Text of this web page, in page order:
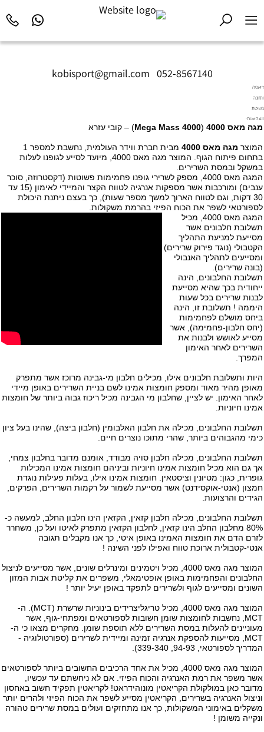
kobisport@gmail.com 052-8567140
דיאטה
ותזונה
בשיטת
Diet2All:
המדע
הגוף
המושלם.
מגה מאס 4000 (
4000
Mega Mass) – קובי עזרא
המוצר מגה מאס 4000
מבית חברת ווידר העולמית, נחשבת למספר 1
בתחום פיתוח הגוף. המוצר מגה מאס 4000, מיועד לסייע לגופנו לעלות
במשקל ובמסת השרירים.
המגה מאס 4000, מספק לשרירי גופנו פחמימות פשוטות (דקסטרוזה, סוכר
ענבים) ומורכבות אשר מספקות אנרגיה לטווח הקצר והמיידי לאימון (15 עד
30 דקות, וגם לטווח הארוך למשך מספר שעות), כך בעצם ניתנת היכולת
לספורטאי לשפר את הכוח הפיזי בהרמת משקולות.
המגה מאס 4000, מכיל
תשלובת חלבונים אשר
מסייעת למניעת התהליך
הקטבולי (נוגד פירוק שרירים)
ומסייעים לתהליך האנבולי
(בונה שרירים).
תשלובת החלבונים, הינה
ייחודית בכך שהיא מסייעת
לבנות שרירים בכל שעות
היממה ! תשלובת זו, הינה
ביחס מושלם לפחמימות
(יחס חלבון-פחמימה), אשר
מסייע לאושש ולבנות את
השרירים לאחר האימון
המפרך.
היות ותשלובת חלבונים אילו, מכילים חלבון מי-גבינה מרוכז אשר מתפרק
מאופן מהיר מאוד ומספק חומצות אמינו לשם בניית השרירים באופן מיידי
לאחר האימון. יש לציין, שחלבון מי הגבינה מכיל ריכוז גבוה ביותר של חומצות
אמינו חיוניות.
תשלובת החלבונים, מכילה את חלבון האלבומין (חלבון ביצה), שהינו בעל ציון
כימי מהגבוהים ביותר, שהרי מתוכו נוצרים חיים.
תשלובת החלבונים, מכילה חלבון סויה מבודד, אומנם מדובר בחלבון צמחי,
אך גם הוא מכיל חומצות אמינו חיוניות וביניהם חומצות אמינו המכילות
גופרית, כגון: מטיונין וציסטאין. חומצות אמינו אילו, בעלות פעילות נוגדת
חמצון (אנטי-אוקסידנט) אשר מסייעת לשמור על רקמות השרירים, הפרקים,
הגידים והרצועות.
תשלובת החלבונים, מכילה חלבון קזאין , הקזאין הינו חלבון החלב, למעשה כ-
80% מחלבון החלב הינו קזאין, לחלבון הקזאין מתפרק לאיטו ועל כן, משחרר
לזרם הדם את חומצות האמינו באופן איטי, כך אנו מקבלים תגובה
אנטי-קטבולית ארוכת טווח ואפילו לפני השינה !
המוצר מגה מאס 4000, מכיל ויטמינים ומינרלים שונים, אשר מסייעים לניצול
החלבונים והפחמימות באופן אופטימאלי, משפרים את קליטת אבות המזון
השונים ומסייעים לגוף ולשרירים לתפקד באופן יעיל יותר !
המוצר מגה מאס 4000, מכיל טריגליצרידים בינוניות שרשרת
(MCT). ה-
MCT, נחשבות לחומצות שומן חשובות לספורטאים ומפתחי-גוף, אשר
מעוניינים להעלות במסת השרירים ללא תוספת שומן. מחקרים מצאו כי ה-
MCT, מסייעות להספקת אנרגיה זמינה ומיידית לשרירים (ספורטולוגיה -
המדריך לספורטאי, 94-93, 339-340).
המוצר מגה מאס 4000, מכיל את אחד הרכיבים החשובים ביותר לספורטאים
אשר משפר את רמת האנרגיה והכוח הפיזי. אם לא ניחשתם עד עכשיו,
מדובר כאן במולקולת הקריאטין מונוהידראט! לקריאטין תפקיד חשוב באחסון
וניצול האנרגיה בשרירים, הקריאטין מסייע לשפר את הכוח הפיזי ולהרים יותר
משקלים באימוני המשקולות, כך אנו מתחזקים ועולים במסת שרירים טהורה
ונקייה משומן !